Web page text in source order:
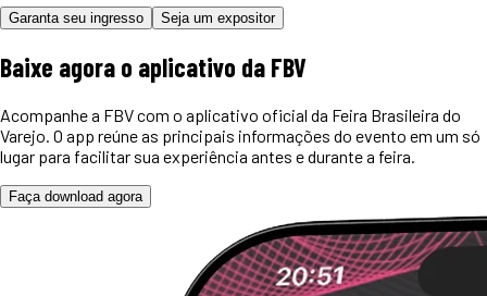
Garanta seu ingresso Seja um expositor
Baixe agora o aplicativo da FBV
Acompanhe a FBV com o aplicativo oficial da Feira Brasileira do
Varejo. O app reúne as principais informações do evento em um só
lugar para facilitar sua experiência antes e durante a feira.
Faça download agora